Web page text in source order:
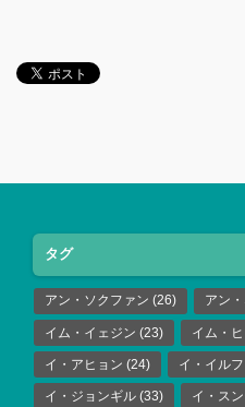
タグ
アン・ソクファン (26) アン
イム・イェジン (23) イム・
イ・アヒョン (24) イ・イル
イ・ジョンギル (33) イ・ス